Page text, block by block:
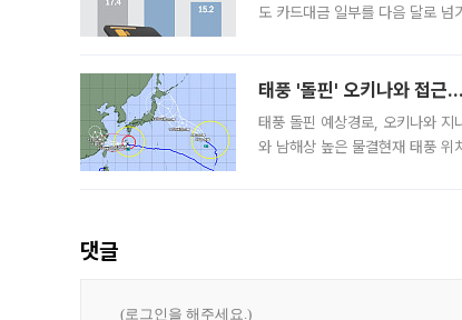
도 카드대금 일부를 다음 달로 넘
태풍 '돌핀' 오키나와 접근
태풍 돌핀 예상경로, 오키나와
와 남해상 높은 물결현재 태풍 위
댓글